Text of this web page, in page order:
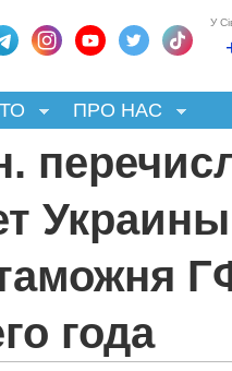
У
ПРО НАС
Украины
года